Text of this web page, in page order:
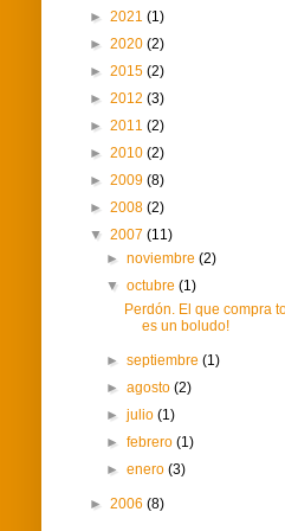
► 2021 (1)
► 2020 (2)
► 2015 (2)
► 2012 (3)
► 2011 (2)
► 2010 (2)
► 2009 (8)
► 2008 (2)
▼ 2007 (11)
►noviembre(2)
▼octubre(1)
Perdón. El que compra
es un boludo!
►septiembre(1)
►agosto(2)
►julio(1)
►febrero(1)
►enero(3)
► 2006 (8)